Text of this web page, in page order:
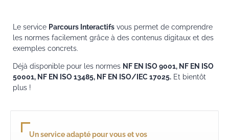
Le service Parcours Interactifs vous permet de comprendre
les normes facilement grâce à des contenus digitaux et des
exemples concrets.
Déjà disponible pour les normes NF EN ISO 9001, NF EN ISO
50001, NF EN ISO 13485, NF EN ISO/IEC 17025. Et bientôt
plus !
Un service adapté pour vous et vos